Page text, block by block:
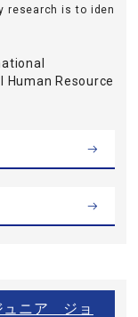
research is to iden
Human Resource
ニア ジョ